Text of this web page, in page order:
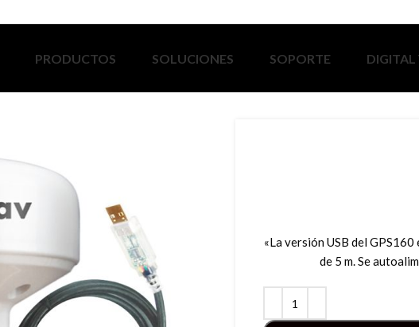
PRODUCTOS SOLUCIONES SOPORTE DIGITAL
«La versión USB del GPS160
de 5 m. Se